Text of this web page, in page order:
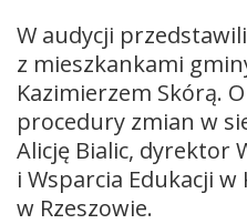
W audycji
z mieszkankami
Kazimierzem Skórą.
procedury zmian w
Alicję Bialic, dyrektor
i Wsparcia Edukacji
w Rzeszowie.